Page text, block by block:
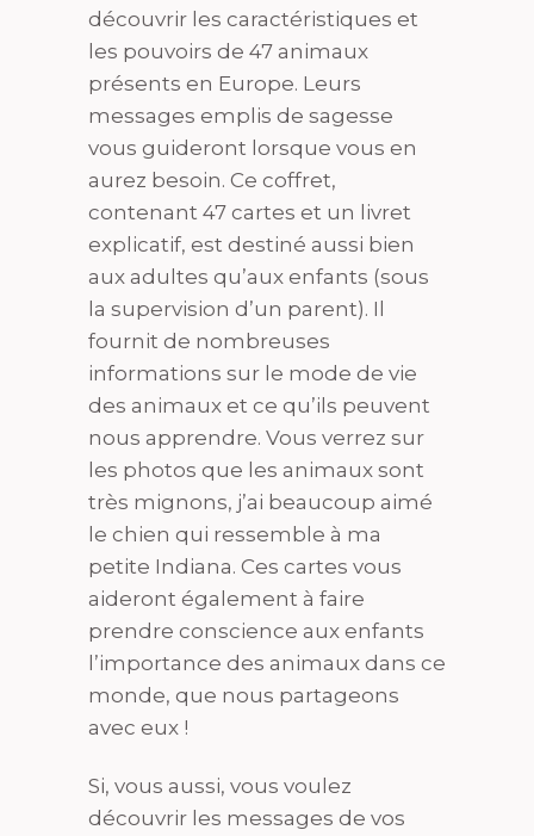
découvrir les caractéristiques et
les pouvoirs de 47 animaux
présents en Europe. Leurs
messages emplis de sagesse
vous guideront lorsque vous en
aurez besoin. Ce coffret,
contenant 47 cartes et un livret
explicatif, est destiné aussi bien
aux adultes qu’aux enfants (sous
la supervision d’un parent). Il
fournit de nombreuses
informations sur le mode de vie
des animaux et ce qu’ils peuvent
nous apprendre. Vous verrez sur
les photos que les animaux sont
très mignons, j’ai beaucoup aimé
le chien qui ressemble à ma
petite Indiana. Ces cartes vous
aideront également à faire
prendre conscience aux enfants
l’importance des animaux dans ce
monde, que nous partageons
avec eux !
Si, vous aussi, vous voulez
découvrir les messages de vos